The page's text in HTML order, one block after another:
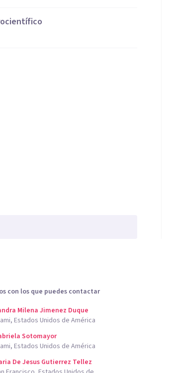
con los que puedes contactar
Milena Jimenez Duque
Estados Unidos de América
Sotomayor
Estados Unidos de América
De Jesus Gutierrez Tellez